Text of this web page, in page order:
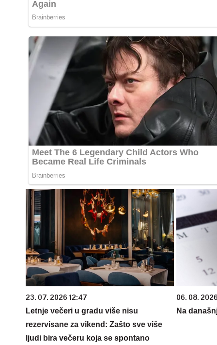
23. 07. 2026 12:47
Letnje večeri u gradu više nisu
rezervisane za vikend: Zašto sve više
ljudi bira večeru koja se spontano
06. 08.
Na